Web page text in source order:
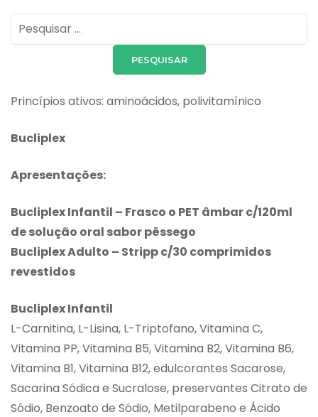
Pesquisar
por:
Princípios ativos: aminoácidos, polivitamínico
Bucliplex
Apresentações:
Bucliplex Infantil – Frasco o PET âmbar c/120ml
de solução oral sabor pêssego
Bucliplex Adulto – Stripp c/30 comprimidos
revestidos
Bucliplex Infantil
L-Carnitina, L-Lisina, L-Triptofano, Vitamina C,
Vitamina PP, Vitamina B5, Vitamina B2, Vitamina B6,
Vitamina B1, Vitamina B12, edulcorantes Sacarose,
Sacarina Sódica e Sucralose, preservantes Citrato de
Sódio, Benzoato de Sódio, Metilparabeno e Ácido